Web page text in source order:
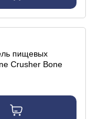
пищевых
Crusher Bone